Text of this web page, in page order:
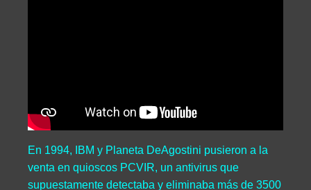
En 1994, IBM y Planeta DeAgostini pusieron a la
venta en quioscos PCVIR, un antivirus que
supuestamente detectaba y eliminaba más de 3500